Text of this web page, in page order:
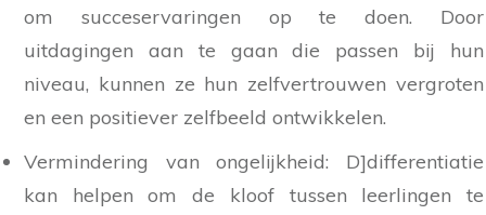
om succeservaringen op te doen. Door
uitdagingen aan te gaan die passen bij hun
niveau, kunnen ze hun zelfvertrouwen vergroten
en een positiever zelfbeeld ontwikkelen.
Vermindering van ongelijkheid: D]differentiatie
kan helpen om de kloof tussen leerlingen te